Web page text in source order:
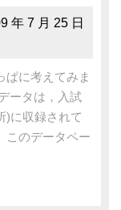
年 7 月 25 日
ぱに考えてみま
ータは，入試
)に収録されて
このデータペー